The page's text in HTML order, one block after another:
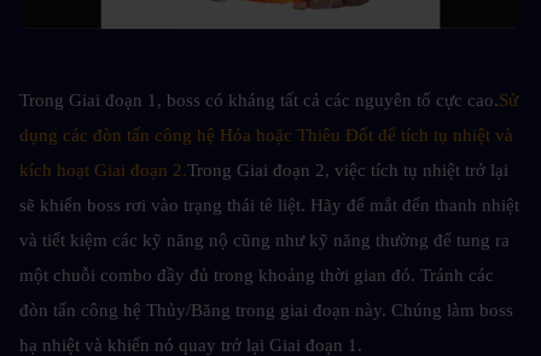
Trong Giai đoạn 1, boss có kháng tất cả các nguyên tố cực cao.Sử
dụng các đòn tấn công hệ Hỏa hoặc Thiêu Đốt để tích tụ nhiệt và
kích hoạt Giai đoạn 2.Trong Giai đoạn 2, việc tích tụ nhiệt trở lại
sẽ khiến boss rơi vào trạng thái tê liệt. Hãy để mắt đến thanh nhiệt
và tiết kiệm các kỹ năng nộ cũng như kỹ năng thường để tung ra
một chuỗi combo đầy đủ trong khoảng thời gian đó. Tránh các
đòn tấn công hệ Thủy/Băng trong giai đoạn này. Chúng làm boss
hạ nhiệt và khiến nó quay trở lại Giai đoạn 1.